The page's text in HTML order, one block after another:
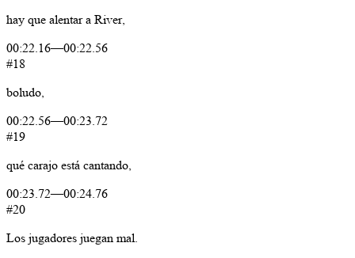
hay que alentar a River,
00:22.16—00:22.56
#18
boludo,
00:22.56—00:23.72
#19
qué carajo está cantando,
00:23.72—00:24.76
#20
Los jugadores juegan mal.